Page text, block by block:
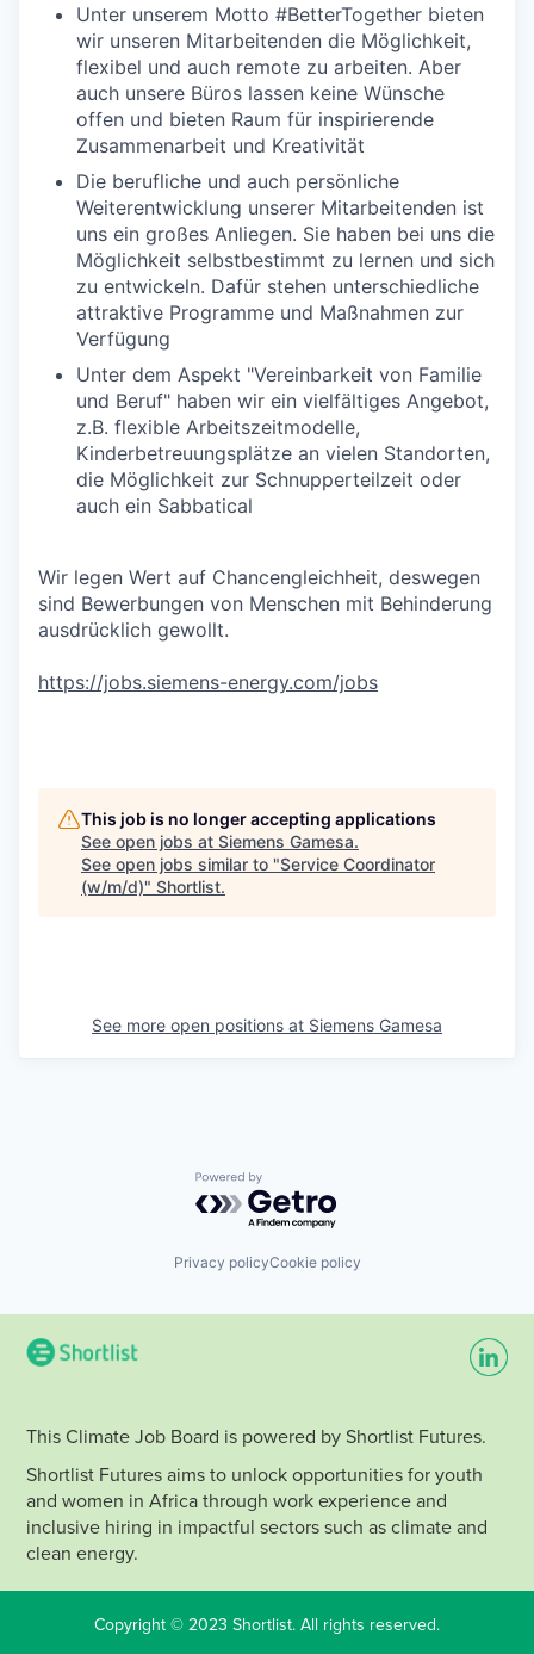
Unter unserem Motto #BetterTogether bieten
wir unseren Mitarbeitenden die Möglichkeit,
flexibel und auch remote zu arbeiten. Aber
auch unsere Büros lassen keine Wünsche
offen und bieten Raum für inspirierende
Zusammenarbeit und Kreativität
Die berufliche und auch persönliche
Weiterentwicklung unserer Mitarbeitenden ist
uns ein großes Anliegen. Sie haben bei uns die
Möglichkeit selbstbestimmt zu lernen und sich
zu entwickeln. Dafür stehen unterschiedliche
attraktive Programme und Maßnahmen zur
Verfügung
Unter dem Aspekt "Vereinbarkeit von Familie
und Beruf" haben wir ein vielfältiges Angebot,
z.B. flexible Arbeitszeitmodelle,
Kinderbetreuungsplätze an vielen Standorten,
die Möglichkeit zur Schnupperteilzeit oder
auch ein Sabbatical
Wir legen Wert auf Chancengleichheit, deswegen
sind Bewerbungen von Menschen mit Behinderung
ausdrücklich gewollt.
https://jobs.siemens-energy.com/jobs
This job is no longer accepting applications
See open jobs at Siemens Gamesa.
See open jobs similar to "Service Coordinator
(w/m/d)" Shortlist.
See more open positions at Siemens Gamesa
Powered by Getro.com
Privacy policyCookie policy
This Climate Job Board is powered by Shortlist Futures.
Shortlist Futures aims to unlock opportunities for youth
and women in Africa through work experience and
inclusive hiring in impactful sectors such as climate and
clean energy.
Copyright © 2023 Shortlist. All rights reserved.